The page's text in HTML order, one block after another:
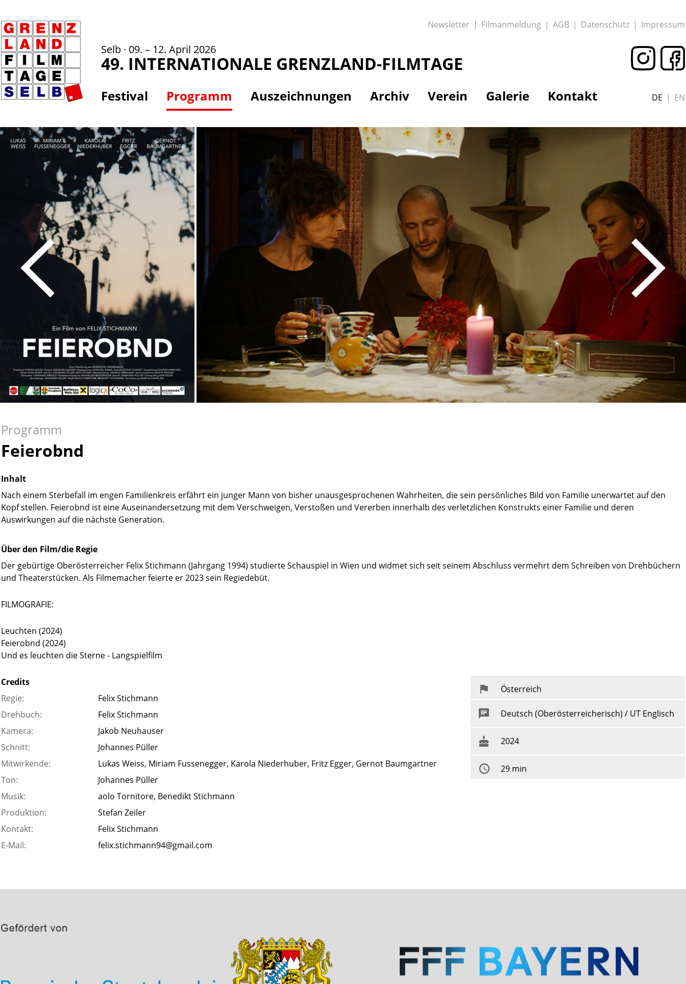
Newsletter Filmanmeldung AGB Datenschutz Impressum
Selb · 09. – 12. April 2026
49. INTERNATIONALE GRENZLAND-FILMTAGE
Festival Programm Auszeichnungen Archiv Verein Galerie Kontakt DE EN
Programm
Feierobnd
Inhalt
Nach einem Sterbefall im engen Familienkreis erfährt ein junger Mann von bisher unausgesprochenen Wahrheiten, die sein persönliches Bild von Familie unerwartet auf den
Kopf stellen. Feierobnd ist eine Auseinandersetzung mit dem Verschweigen, Verstoßen und Vererben innerhalb des verletzlichen Konstrukts einer Familie und deren
Auswirkungen auf die nächste Generation.
Über den Film/die Regie
Der gebürtige Oberösterreicher Felix Stichmann (Jahrgang 1994) studierte Schauspiel in Wien und widmet sich seit seinem Abschluss vermehrt dem Schreiben von Drehbüchern
und Theaterstücken. Als Filmemacher feierte er 2023 sein Regiedebüt.
FILMOGRAFIE:
Leuchten (2024)
Feierobnd (2024)
Und es leuchten die Sterne - Langspielfilm
Credits
Regie:
Felix Stichmann
Drehbuch:
Felix Stichmann
Kamera:
Jakob Neuhauser
Schnitt:
Johannes Püller
Mitwirkende:
Lukas Weiss, Miriam Fussenegger, Karola Niederhuber, Fritz Egger, Gernot Baumgartner
Ton:
Johannes Püller
Musik:
aolo Tornitore, Benedikt Stichmann
Produktion:
Stefan Zeiler
Kontakt:
Felix Stichmann
E-Mail:
felix.stichmann94@gmail.com
Österreich
Deutsch (Oberösterreicherisch) / UT Englisch
2024
29 min